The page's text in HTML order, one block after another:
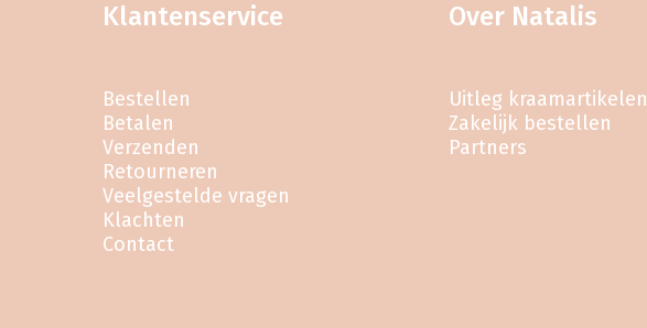
Klantenservice
Bestellen
Betalen
Verzenden
Retourneren
Veelgestelde vragen
Klachten
Contact
Over Natalis
Uitleg kraamartikelen
Zakelijk bestellen
Partners